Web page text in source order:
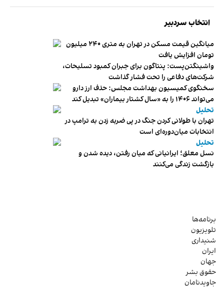
انتخاب سردبیر
میانگین قیمت مسکن در تهران به متری ۲۴۰ میلیون
تومان افزایش یافت
واشینگتن‌پست: پنتاگون برای جبران کمبود تسلیحات،
شرکت‌های دفاعی را تحت فشار گذاشت
سخنگوی کمیسیون بهداشت مجلس: حذف ارز دارو
می‌تواند ۱۴۰۶ را به «سال کشتار بیماران» تبدیل کند
تحلیل
تهران با طولانی کردن جنگ در پی ضربه زدن به ترامپ در
انتخابات میان‌دوره‌ای است
تحلیل
نسل معلق؛ ایرانیانی که میان رفتن، دیده شدن و
بازگشت زندگی می‌کنند
برنامه‌ها
تلویزیون
شنیداری
ایران
جهان
حقوق بشر
جاویدنامان